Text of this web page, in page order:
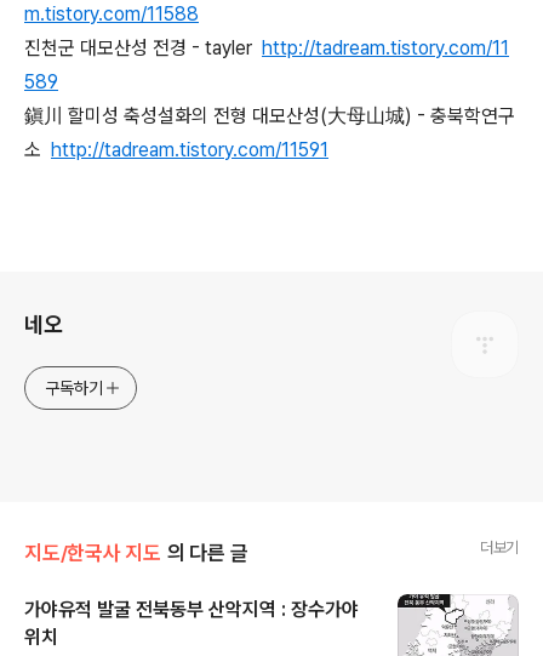
m.tistory.com/11588
진천군 대모산성 전경 - tayler http://tadream.tistory.com/11
589
鎭川 할미성 축성설화의 전형 대모산성(大母山城) - 충북학연구
소 http://tadream.tistory.com/11591
네오
구독하기
지도/한국사 지도 의 다른 글 더보기
가야유적 발굴 전북동부 산악지역 : 장수가야
위치